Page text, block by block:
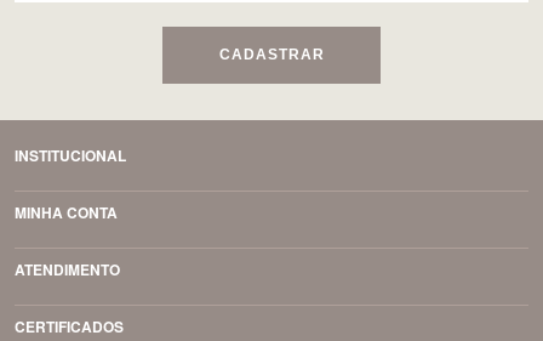
CADASTRAR
INSTITUCIONAL
MINHA CONTA
ATENDIMENTO
CERTIFICADOS